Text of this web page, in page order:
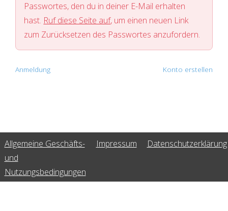
Passwortes, den du in deiner E-Mail erhalten
hast. Ruf diese Seite auf, um einen neuen Link
zum Zurücksetzen des Passwortes anzufordern.
Anmeldung Konto erstellen
Allgemeine Geschäfts-
und
Nutzungsbedingungen
Impressum Datenschutzerklärung